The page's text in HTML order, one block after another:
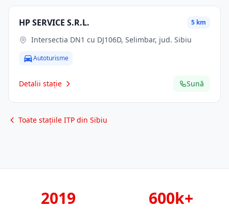
HP SERVICE S.R.L. 5 km
Intersectia DN1 cu DJ106D, Selimbar, jud. Sibiu
Autoturisme
Detalii stație Sună
Toate stațiile ITP din Sibiu
2019 600k+